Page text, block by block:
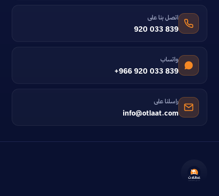
اتصل بنا على
920 033 839
واتساب
+966 920 033 839
راسلنا على
info@otlaat.com